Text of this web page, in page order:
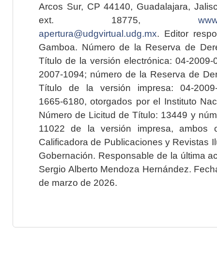
Arcos Sur, CP 44140, Guadalajara,
ext. 18775,
apertura@udgvirtual.udg.mx. Editor
Gamboa. Número de la Reserva de
Título de la versión electrónica: 04-2009-
2007-1094; número de la Reserva de
Título de la versión impresa: 04-2009-
1665-6180, otorgados por el Instituto
Número de Licitud de Título: 13449 y
11022 de la versión impresa, ambos
Calificadora de Publicaciones y Revistas
Gobernación. Responsable de la última
Sergio Alberto Mendoza Hernández.
de marzo de 2026.